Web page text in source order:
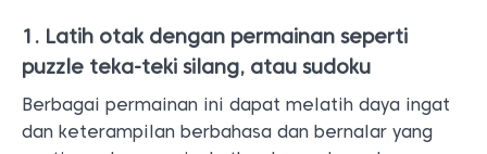
1. Latih otak dengan permainan seperti
puzzle teka-teki silang, atau sudoku
Berbagai permainan ini dapat melatih daya ingat
dan keterampilan berbahasa dan bernalar yang